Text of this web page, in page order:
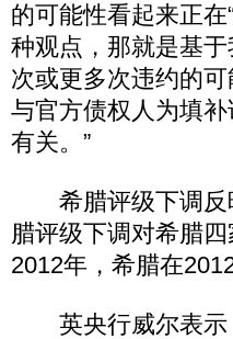
的可能性看起来正在
种观点，那就是基
次或更多次违约的
与官方债权人为填
有关。”
希腊评级下调反
腊评级下调对希腊
2012年，希腊在
英央行威尔表示